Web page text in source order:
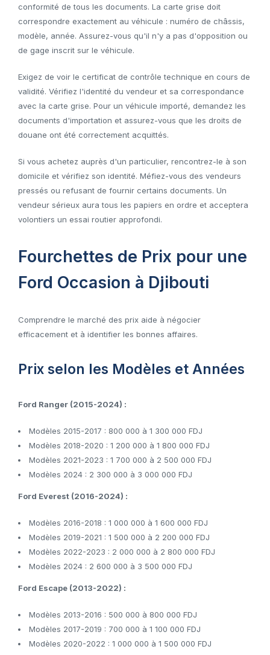
conformité de tous les documents. La carte grise doit
correspondre exactement au véhicule : numéro de châssis,
modèle, année. Assurez-vous qu'il n'y a pas d'opposition ou
de gage inscrit sur le véhicule.
Exigez de voir le certificat de contrôle technique en cours de
validité. Vérifiez l'identité du vendeur et sa correspondance
avec la carte grise. Pour un véhicule importé, demandez les
documents d'importation et assurez-vous que les droits de
douane ont été correctement acquittés.
Si vous achetez auprès d'un particulier, rencontrez-le à son
domicile et vérifiez son identité. Méfiez-vous des vendeurs
pressés ou refusant de fournir certains documents. Un
vendeur sérieux aura tous les papiers en ordre et acceptera
volontiers un essai routier approfondi.
Fourchettes de Prix pour une
Ford Occasion à Djibouti
Comprendre le marché des prix aide à négocier
efficacement et à identifier les bonnes affaires.
Prix selon les Modèles et Années
Ford Ranger (2015-2024) :
Modèles 2015-2017 : 800 000 à 1 300 000 FDJ
Modèles 2018-2020 : 1 200 000 à 1 800 000 FDJ
Modèles 2021-2023 : 1 700 000 à 2 500 000 FDJ
Modèles 2024 : 2 300 000 à 3 000 000 FDJ
Ford Everest (2016-2024) :
Modèles 2016-2018 : 1 000 000 à 1 600 000 FDJ
Modèles 2019-2021 : 1 500 000 à 2 200 000 FDJ
Modèles 2022-2023 : 2 000 000 à 2 800 000 FDJ
Modèles 2024 : 2 600 000 à 3 500 000 FDJ
Ford Escape (2013-2022) :
Modèles 2013-2016 : 500 000 à 800 000 FDJ
Modèles 2017-2019 : 700 000 à 1 100 000 FDJ
Modèles 2020-2022 : 1 000 000 à 1 500 000 FDJ